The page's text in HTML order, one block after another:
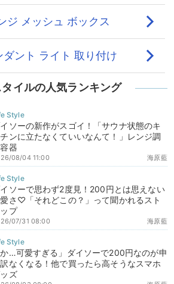
タイルの人気ランキング
ソーの新作がスゴイ！「サウナ状態のキ
ンに立たなくていいなんて！」レンジ調
器
海原藍
08/04 11:00
ソーで思わず2度見！200円とは思えない
さ♡「それどこの？」って聞かれるスト
プ
海原藍
07/31 08:00
か…可愛すぎる」ダイソーで200円なのが申
訳なくなる！他で買ったら高そうなスマホ
ズ